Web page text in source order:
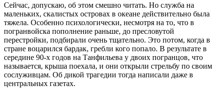
Сейчас, допускаю, об этом смешно читать. Но служба на
маленьких, скалистых островах в океане действительно была
тяжела. Особенно психологически, несмотря на то, что в
погранвойска пополнение раньше, до пресловутой
перестройки, подбирали очень тщательно. Это потом, когда в
стране воцарился бардак, гребли кого попало. В результате в
середине 90-х годов на Танфильева у двоих погранцов, что
называется, крыша поехала, и они открыли стрельбу по своим
сослуживцам. Об дикой трагедии тогда написали даже в
центральных газетах.